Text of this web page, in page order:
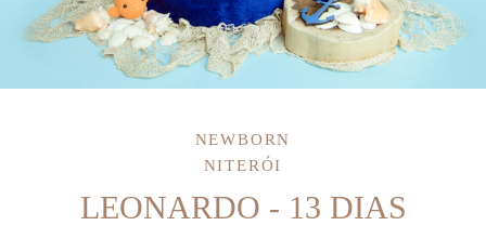
NEWBORN
NITERÓI
LEONARDO - 13 DIAS